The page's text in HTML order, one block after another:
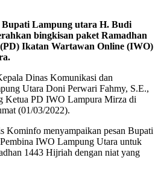
Bupati Lampung utara H. Budi
bingkisan paket Ramadhan
Ikatan Wartawan Online (IWO)
Dinas Komunikasi dan
Utara Doni Perwari Fahmy, S.E.,
Ketua PD IWO Lampura Mirza di
(01/03/2022).
Kominfo menyampaikan pesan Bupati
IWO Lampung Utara untuk
1443 Hijriah dengan niat yang